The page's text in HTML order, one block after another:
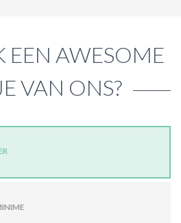
EEN AWESOME
VAN ONS?